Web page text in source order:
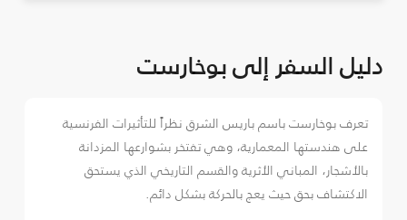
دليل السفر إلى بوخارست
تعرف بوخارست باسم باريس الشرق نظراً للتأثيرات الفرنسية
على هندستها المعمارية، وهي تفتخر بشوارعها المزدانة
بالأشجار، المباني الأثرية والقسم التاريخي الذي يستحق
الاكتشاف بحق حيث يعج بالحركة بشكل دائم.